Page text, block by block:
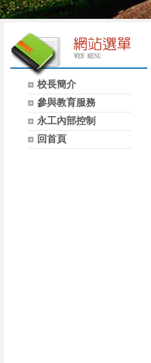
校長簡介
參與教育服務
永工內部控制
回首頁